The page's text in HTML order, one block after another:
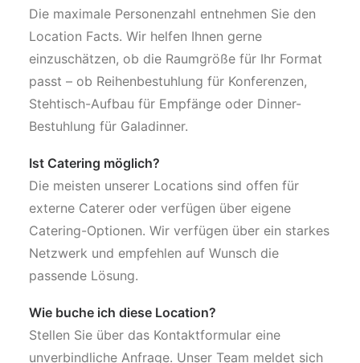
Die maximale Personenzahl entnehmen Sie den
Location Facts. Wir helfen Ihnen gerne
einzuschätzen, ob die Raumgröße für Ihr Format
passt – ob Reihenbestuhlung für Konferenzen,
Stehtisch-Aufbau für Empfänge oder Dinner-
Bestuhlung für Galadinner.
Ist Catering möglich?
Die meisten unserer Locations sind offen für
externe Caterer oder verfügen über eigene
Catering-Optionen. Wir verfügen über ein starkes
Netzwerk und empfehlen auf Wunsch die
passende Lösung.
Wie buche ich diese Location?
Stellen Sie über das Kontaktformular eine
unverbindliche Anfrage. Unser Team meldet sich